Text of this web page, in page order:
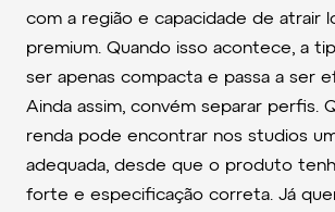
com a região e capacidade de atrair
premium. Quando isso acontece, a
ser apenas compacta e passa a ser
Ainda assim, convém separar perfis.
renda pode encontrar nos studios
adequada, desde que o produto
forte e especificação correta. Já